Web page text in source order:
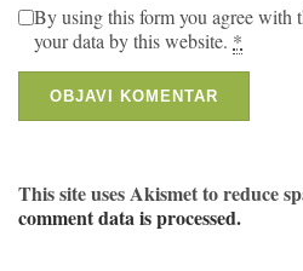
By using this form you agree with
your data by this website. *
This site uses Akismet to reduce
comment data is processed.